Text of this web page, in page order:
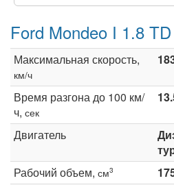
Ford Mondeo I 1.8
Максимальная скорость,
км/ч
Время разгона до 100 км/
ч, сек
Двигатель
Рабочий объем, см3